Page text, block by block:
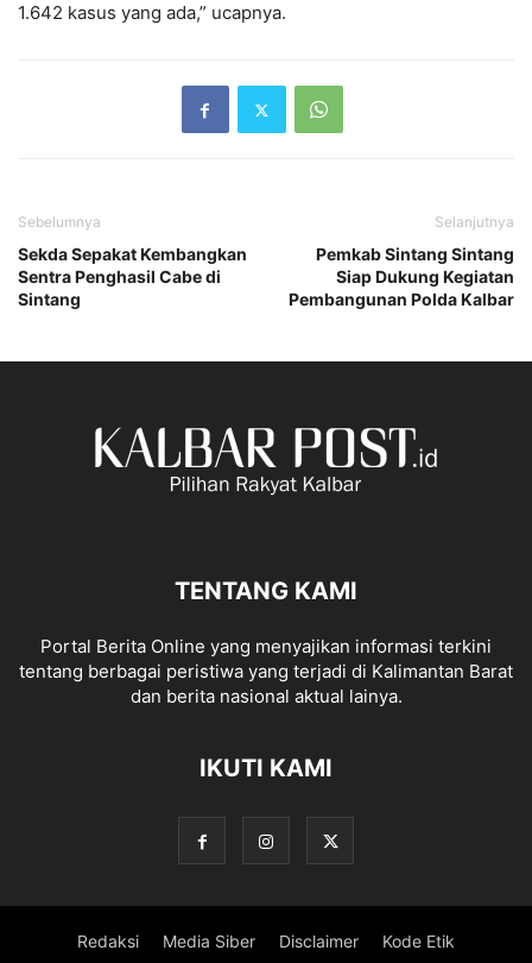
1.642 kasus yang ada,” ucapnya.
Sebelumnya
Sekda Sepakat Kembangkan
Sentra Penghasil Cabe di
Sintang
Selanjutnya
Pemkab Sintang Sintang
Siap Dukung Kegiatan
Pembangunan Polda Kalbar
TENTANG KAMI
Portal Berita Online yang menyajikan informasi terkini
tentang berbagai peristiwa yang terjadi di Kalimantan Barat
dan berita nasional aktual lainya.
IKUTI KAMI
Redaksi Media Siber Disclaimer Kode Etik